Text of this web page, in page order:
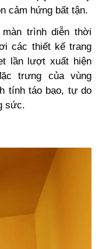
cảm hứng bất tận.
trình diễn thời
các thiết kế trang
lần lượt xuất hiện
trưng của vùng
tính táo bạo, tự do
sức.